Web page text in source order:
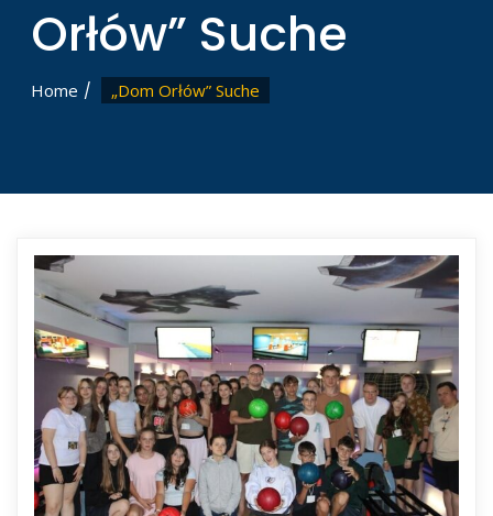
Orłów” Suche
Home „Dom Orłów” Suche